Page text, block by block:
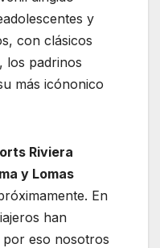
y
con clásicos
los padrinos
más icónonico
Riviera
y Lomas
En
han
por eso nosotros